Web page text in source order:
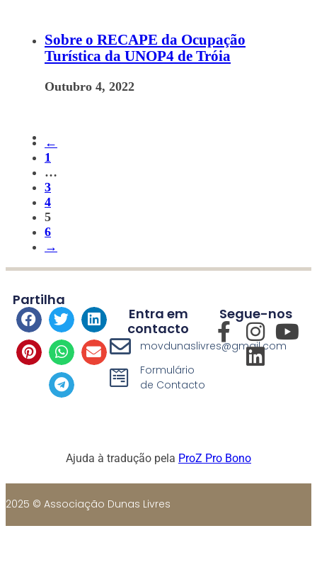
Sobre o RECAPE da Ocupação
Turística da UNOP4 de Tróia
Outubro 4, 2022
←
1
…
3
4
5
6
→
Partilha
Entra em
contacto
movdunaslivres@gmail.com
Formulário
de Contacto
Segue-nos
Ajuda à tradução pela ProZ Pro Bono
2025 © Associação Dunas Livres